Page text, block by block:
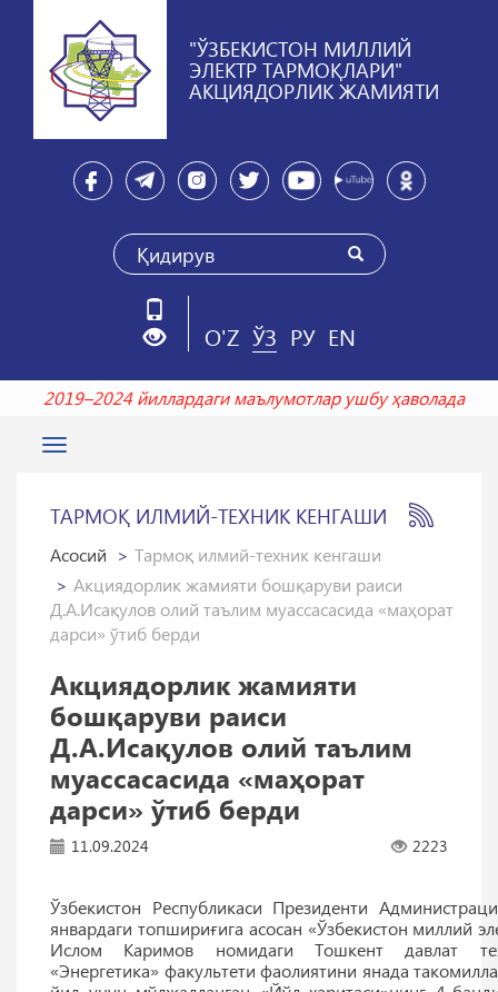
"ЎЗБЕКИСТОН МИЛЛИЙ
ЭЛЕКТР ТАРМОҚЛАРИ"
АКЦИЯДОРЛИК ЖАМИЯТИ
O'Z ЎЗ РУ EN
2019–2024 йиллардаги маълумотлар ушбу ҳаволада
Toggle
ТАРМОҚ ИЛМИЙ-ТЕХНИК КЕНГАШИ
Асосий
Тармоқ илмий-техник кенгаши
Акциядорлик жамияти бошқаруви раиси
Д.А.Исақулов олий таълим муассасасида «маҳорат
дарси» ўтиб берди
Акциядорлик жамияти
бошқаруви раиси
Д.А.Исақулов олий таълим
муассасасида «маҳорат
дарси» ўтиб берди
11.09.2024 2223
Ўзбекистон Республикаси Президенти
январдаги топшириғига асосан «Ўзбекистон миллий
Ислом Каримов номидаги Тошкент давлат
«Энергетика» факультети фаолиятини янада